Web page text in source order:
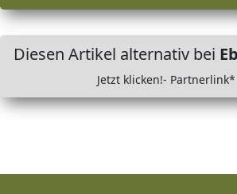
Diesen Artikel alternativ bei
Jetzt klicken!- Partnerlink*